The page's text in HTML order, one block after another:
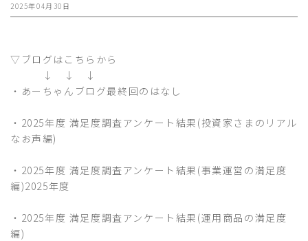
2025年04月30日
▽ブログはこちらから
↓ ↓ ↓
・ あーちゃんブログ最終回のはなし
・ 2025年度 満足度調査アンケート結果(投資家さまのリアル
なお声編)
・ 2025年度 満足度調査アンケート結果(事業運営の満足度
編)2025年度
・ 2025年度 満足度調査アンケート結果(運用商品の満足度
編)